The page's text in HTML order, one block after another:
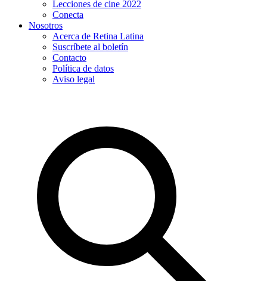
Lecciones de cine 2022
Conecta
Nosotros
Acerca de Retina Latina
Suscríbete al boletín
Contacto
Política de datos
Aviso legal